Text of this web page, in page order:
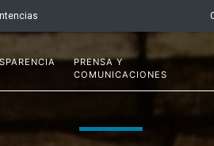
PRENSA Y
COMUNICACIONES